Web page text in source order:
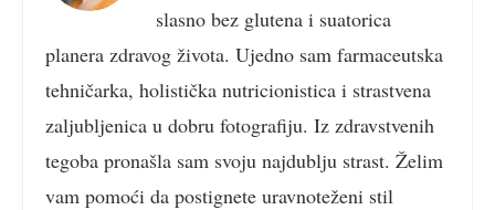
slasno bez glutena i suatorica
planera zdravog života. Ujedno sam farmaceutska
tehničarka, holistička nutricionistica i strastvena
zaljubljenica u dobru fotografiju. Iz zdravstvenih
tegoba pronašla sam svoju najdublju strast. Želim
vam pomoći da postignete uravnoteženi stil